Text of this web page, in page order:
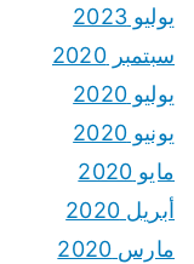
يوليو 2023
سبتمبر 2020
يوليو 2020
يونيو 2020
مايو 2020
أبريل 2020
مارس 2020